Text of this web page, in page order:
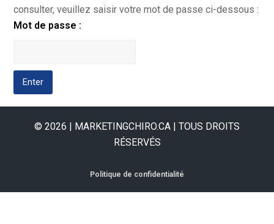
consulter, veuillez saisir votre mot de passe ci-dessous :
Mot de passe :
© 2026 | MARKETINGCHIRO.CA | TOUS DROITS
RÉSERVÉS
Politique de confidentialité